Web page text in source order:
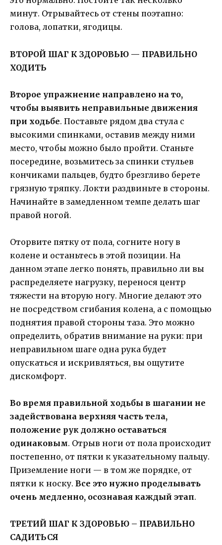
минут. Отрывайтесь от стены поэтапно:
голова, лопатки, ягодицы.
ВТОРОЙ ШАГ К ЗДОРОВЬЮ — ПРАВИЛЬНО
ХОДИТЬ
Второе упражнение направлено на то,
чтобы выявить неправильные движения
при ходьбе. Поставьте рядом два стула с
высокими спинками, оставив между ними
место, чтобы можно было пройти. Станьте
посередине, возьмитесь за спинки стульев
кончиками пальцев, будто брезгливо берете
грязную тряпку. Локти раздвиньте в стороны.
Начинайте в замедленном темпе делать шаг
правой ногой.
Оторвите пятку от пола, согните ногу в
колене и останьтесь в этой позиции. На
данном этапе легко понять, правильно ли вы
распределяете нагрузку, перенося центр
тяжести на вторую ногу. Многие делают это
не посредством сгибания колена, а с помощью
поднятия правой стороны таза. Это можно
определить, обратив внимание на руки: при
неправильном шаге одна рука будет
опускаться и искривляться, вы ощутите
дискомфорт.
Во время правильной ходьбы в шагании не
задействована верхняя часть тела,
положение рук должно оставаться
одинаковым. Отрыв ноги от пола происходит
постепенно, от пятки к указательному пальцу.
Приземление ноги — в том же порядке, от
пятки к носку. Все это нужно проделывать
очень медленно, осознавая каждый этап.
ТРЕТИЙ ШАГ К ЗДОРОВЬЮ – ПРАВИЛЬНО
САДИТЬСЯ